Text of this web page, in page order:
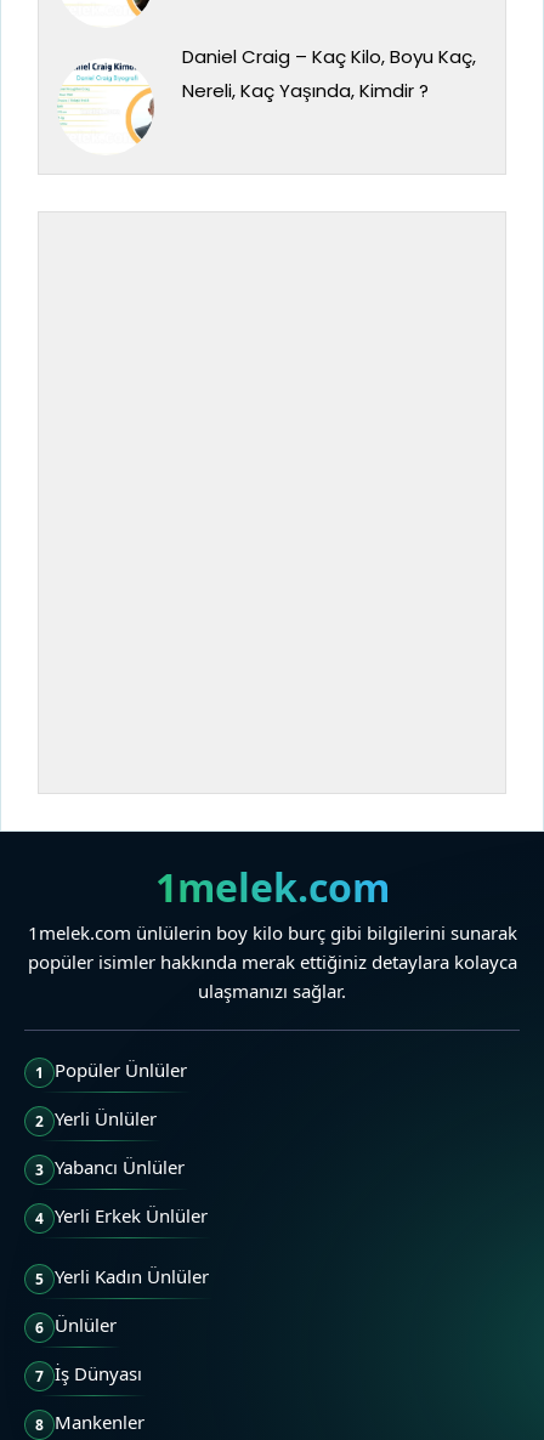
Daniel Craig – Kaç Kilo, Boyu Kaç,
Nereli, Kaç Yaşında, Kimdir ?
1melek.com
1melek.com ünlülerin boy kilo burç gibi bilgilerini sunarak
popüler isimler hakkında merak ettiğiniz detaylara kolayca
ulaşmanızı sağlar.
1 Popüler Ünlüler
2 Yerli Ünlüler
3 Yabancı Ünlüler
4 Yerli Erkek Ünlüler
5 Yerli Kadın Ünlüler
6 Ünlüler
7 İş Dünyası
8 Mankenler